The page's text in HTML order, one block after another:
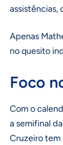
assistências,
Apenas
no quesito
Foco
Com o
a semifinal
Cruzeiro tem